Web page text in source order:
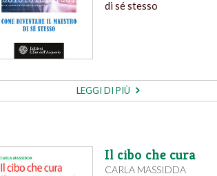
di sé stesso
LEGGI DI PIÙ
Il cibo che cura
CARLA MASSIDDA